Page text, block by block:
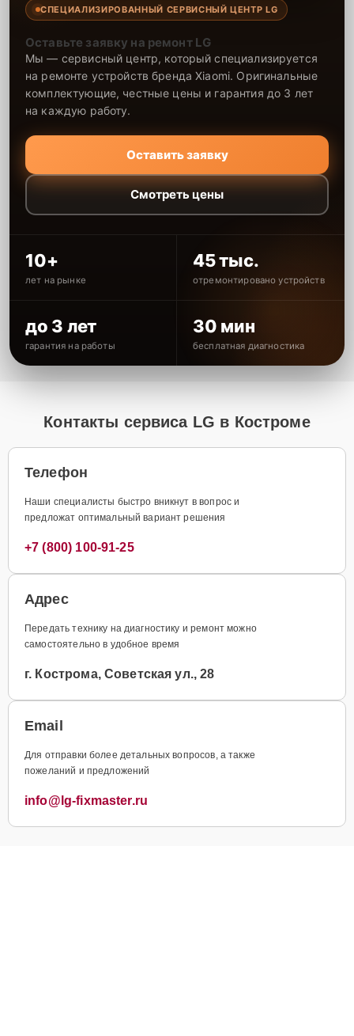
СПЕЦИАЛИЗИРОВАННЫЙ СЕРВИСНЫЙ ЦЕНТР LG
Оставьте заявку на ремонт LG
Мы — сервисный центр, который специализируется
на ремонте устройств бренда Xiaomi. Оригинальные
комплектующие, честные цены и гарантия до 3 лет
на каждую работу.
Оставить заявку
Смотреть цены
10+
лет на рынке
45 тыс.
отремонтировано устройств
до 3 лет
гарантия на работы
30 мин
бесплатная диагностика
Контакты сервиса LG в Костроме
Телефон
Наши специалисты быстро вникнут в вопрос и
предложат оптимальный вариант решения
+7 (800) 100-91-25
Адрес
Передать технику на диагностику и ремонт можно
самостоятельно в удобное время
г. Кострома, Советская ул., 28
Email
Для отправки более детальных вопросов, а также
пожеланий и предложений
info@lg-fixmaster.ru